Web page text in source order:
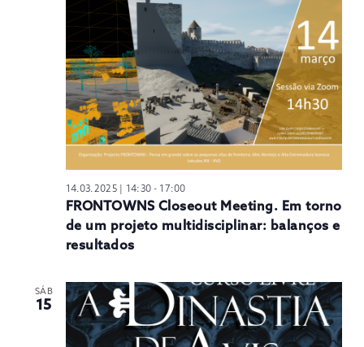
14.03.2025 | 14:30 - 17:00
FRONTOWNS Closeout Meeting. Em torno
de um projeto multidisciplinar: balanços e
resultados
SÁB
15